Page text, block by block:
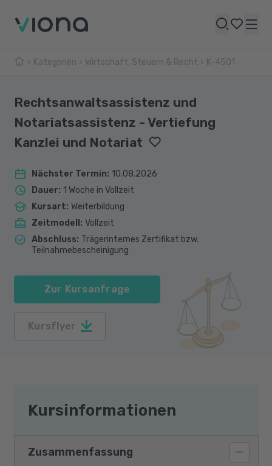
Kategorien Wirtschaft, Steuern & Recht K-4501
Rechtsanwaltsassistenz und
Notariatsassistenz - Vertiefung
Kanzlei und Notariat
Nächster Termin: 10.08.2026
Dauer: 1 Woche in Vollzeit
Kursart: Weiterbildung
Zeitmodell : Vollzeit
Abschluss: Trägerinternes Zertifikat bzw.
Teilnahmebescheinigung
Zur Kursanfrage
Kursflyer
Kursinformationen
Zusammenfassung